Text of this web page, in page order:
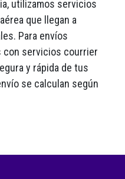
utilizamos servicios
que llegan a
Para envíos
con servicios courrier
y rápida de tus
se calculan según